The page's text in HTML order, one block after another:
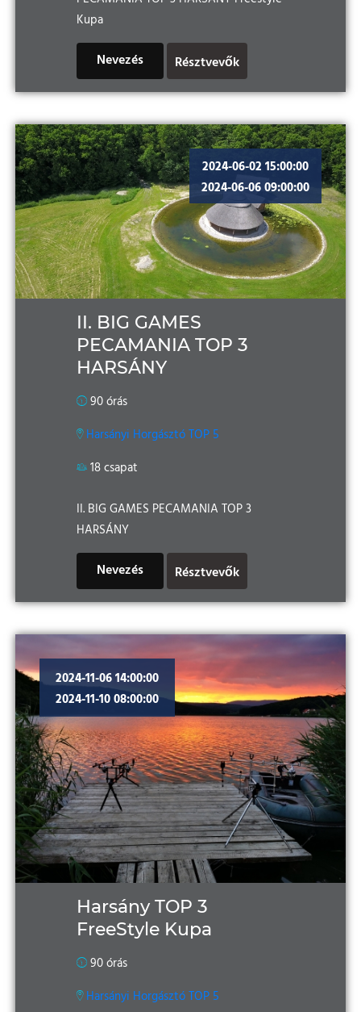
Kupa
Nevezés Résztvevők
II. BIG GAMES
PECAMANIA TOP 3
HARSÁNY
90 órás
Harsányi Horgásztó TOP 5
18 csapat
II. BIG GAMES PECAMANIA TOP 3
HARSÁNY
Nevezés Résztvevők
2024-06-02 15:00:00
2024-06-06 09:00:00
2024-11-06 14:00:00
2024-11-10 08:00:00
Harsány TOP 3
FreeStyle Kupa
90 órás
Harsányi Horgásztó TOP 5